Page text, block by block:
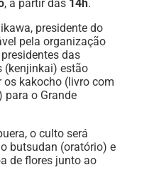
, a partir das 14h.
presidente do
pela organização
das
(kenjinkai) estão
kakocho (livro com
para o Grande
o culto será
butsudan (oratório) e
de flores junto ao